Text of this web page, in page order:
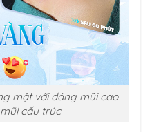
mặt với dáng mũi cao
cấu trúc